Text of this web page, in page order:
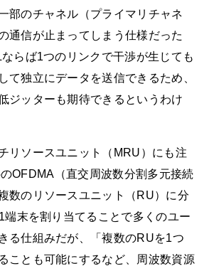
部のチャネル（プライマリチャネ
通信が止まってしまう仕様だった
らば1つのリンクで干渉が生じても
て独立にデータを送信できるため、
ジッターも期待できるというわけ
リソースユニット（MRU）にも注
OFDMA（直交周波数分割多元接続
数のリソースユニット（RU）に分
末を割り当てることで多くのユー
る仕組みだが、「複数のRUを1つ
ことも可能にするなど、周波数資源